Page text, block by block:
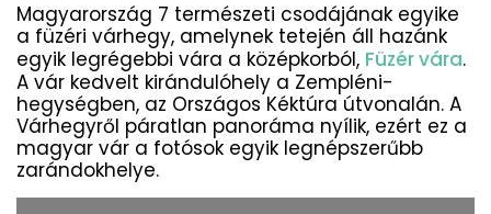
Magyarország 7 természeti csodájának egyike
a füzéri várhegy, amelynek tetején áll hazánk
egyik legrégebbi vára a középkorból, Füzér vára.
A vár kedvelt kirándulóhely a Zempléni-
hegységben, az Országos Kéktúra útvonalán. A
Várhegyről páratlan panoráma nyílik, ezért ez a
magyar vár a fotósok egyik legnépszerűbb
zarándokhelye.